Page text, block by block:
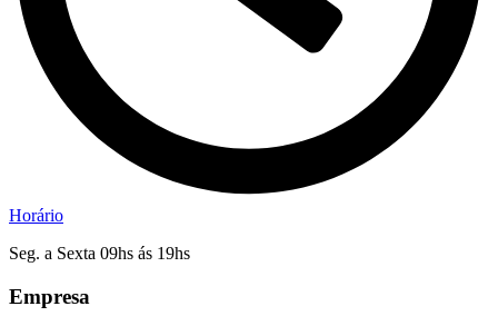
Horário
Seg. a Sexta 09hs ás 19hs
Empresa